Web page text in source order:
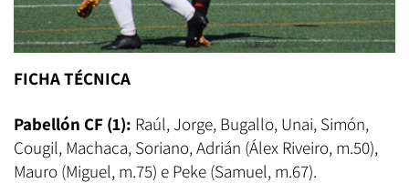
FICHA TÉCNICA
Pabellón CF (1): Raúl, Jorge, Bugallo, Unai, Simón,
Cougil, Machaca, Soriano, Adrián (Álex Riveiro, m.50),
Mauro (Miguel, m.75) e Peke (Samuel, m.67).